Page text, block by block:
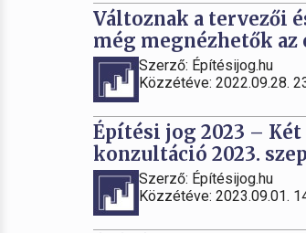
Változnak a tervezői
még megnézhetők az
Szerző: Építésijog.hu
Közzétéve: 2022.09.28.
Építési jog 2023 –
konzultáció 2023.
Szerző: Építésijog.hu
Közzétéve: 2023.09.01.